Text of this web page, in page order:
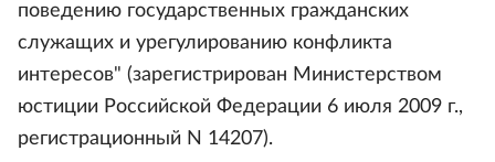
поведению государственных гражданских
служащих и урегулированию конфликта
интересов" (зарегистрирован Министерством
юстиции Российской Федерации 6 июля 2009 г.,
регистрационный N 14207).